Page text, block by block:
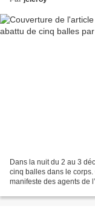
Dans la nuit du 2 au 3
cinq balles dans le corps.
manifeste des agents de